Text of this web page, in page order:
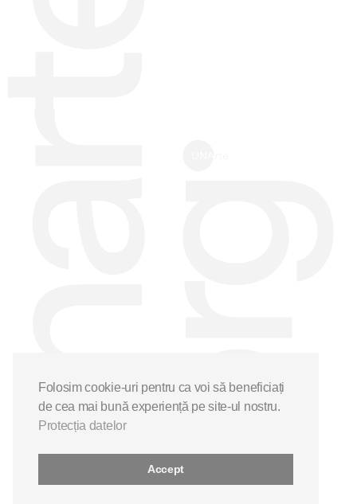
Folosim cookie-uri pentru ca voi să beneficiați
de cea mai bună experiență pe site-ul nostru.
Protecția datelor
Accept